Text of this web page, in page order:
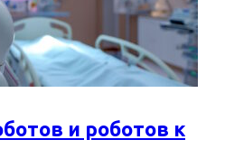
и роботов к